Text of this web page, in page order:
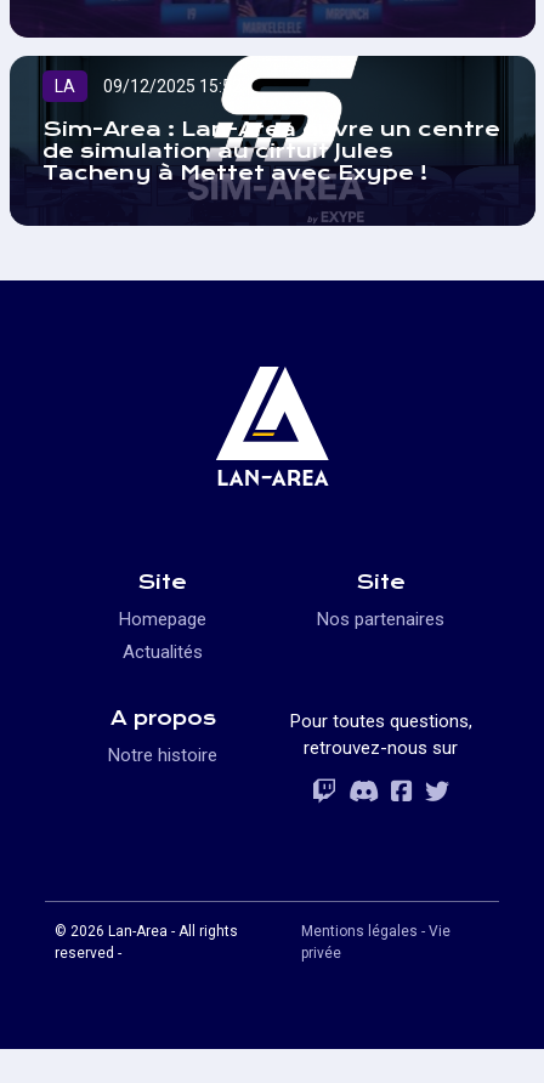
LA 09/12/2025 15:52
Sim-Area : Lan-Area ouvre un centre
de simulation au cirtuit Jules
Tacheny à Mettet avec Exype !
Site
Homepage
Actualités
Site
Nos partenaires
A propos
Notre histoire
Pour toutes questions,
retrouvez-nous sur
Rejoignez-
Rejoignez-
Rejoignez-
Rejoignez-
© 2026 Lan-Area - All rights
reserved -
Mentions légales - Vie
privée